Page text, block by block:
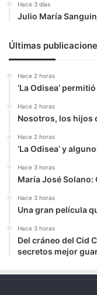
Hace 3 días
Julio María
Últimas
Hace 2 horas
‘La Odisea’
Hace 2 horas
Nosotros, los hijos
Hace 2 horas
‘La Odisea’ y
Hace 3 horas
María José Solano:
Hace 3 horas
Una gran película
Hace 3 horas
Del cráneo del Cid
secretos mejor